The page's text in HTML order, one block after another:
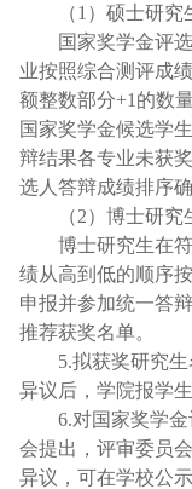
（1）硕士研究
国家奖学金评
业按照综合测评成
额整数部分+1的数
国家奖学金候选学
辩结果各专业未获
选人答辩成绩排序
（2）博士研究
博士研究生在
绩从高到低的顺序
申报并参加统一答
推荐获奖名单。
5.拟获奖研究
异议后，学院报学
6.对国家奖学
会提出，评审委员
异议，可在学校公